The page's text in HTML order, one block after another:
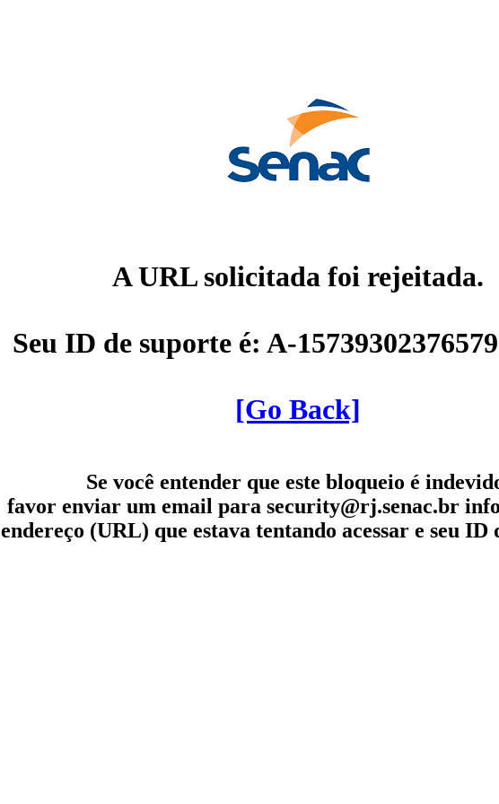
A URL solicitada foi rejeitada.
Seu ID de suporte é: A-
[Go Back]
Se você entender que este bloqueio é
favor enviar um email para security@rj.senac.br
endereço (URL) que estava tentando acessar e seu ID